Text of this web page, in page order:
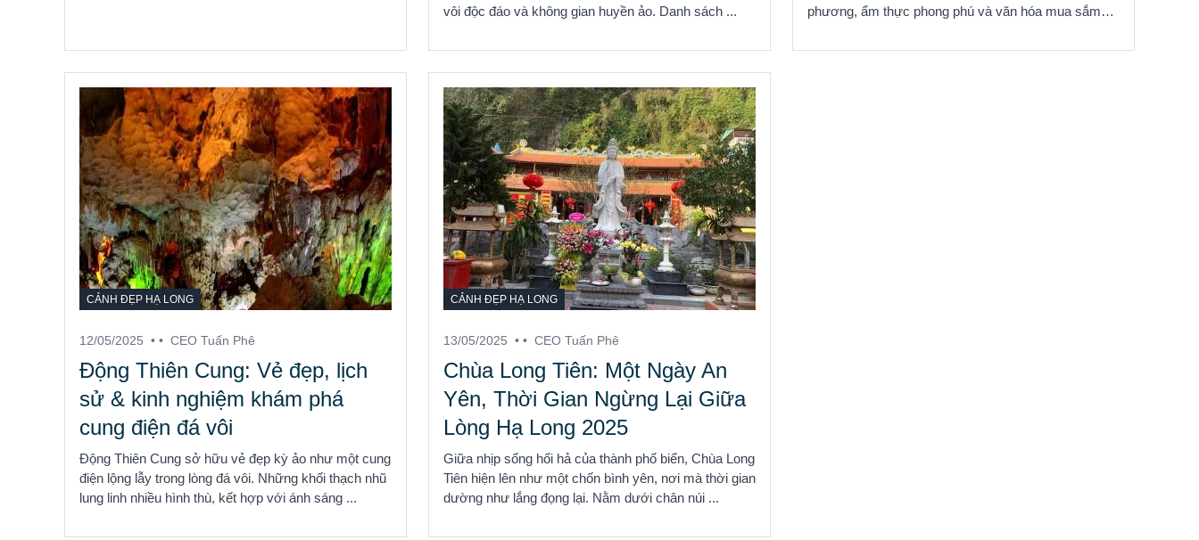
vôi độc đáo và không gian huyền ảo. Danh sách ...
phương, ẩm thực phong phú và văn hóa mua sắm
CẢNH ĐẸP HẠ LONG
12/05/2025 • • CEO Tuấn Phê
Động Thiên Cung: Vẻ đẹp, lịch
sử & kinh nghiệm khám phá
cung điện đá vôi
Động Thiên Cung sở hữu vẻ đẹp kỳ ảo như một cung
điện lộng lẫy trong lòng đá vôi. Những khối thạch nhũ
lung linh nhiều hình thù, kết hợp với ánh sáng ...
CẢNH ĐẸP HẠ LONG
13/05/2025 • • CEO Tuấn Phê
Chùa Long Tiên: Một Ngày An
Yên, Thời Gian Ngừng Lại Giữa
Lòng Hạ Long 2025
Giữa nhịp sống hối hả của thành phố biển, Chùa Long
Tiên hiện lên như một chốn bình yên, nơi mà thời gian
dường như lắng đọng lại. Nằm dưới chân núi ...